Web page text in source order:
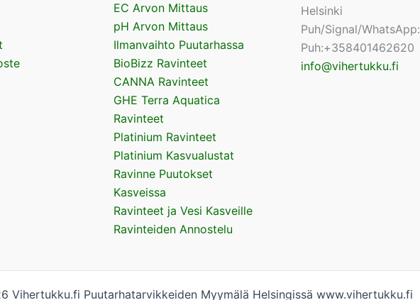
EC Arvon Mittaus
pH Arvon Mittaus
Ilmanvaihto Puutarhassa
BioBizz Ravinteet
CANNA Ravinteet
GHE Terra Aquatica
Ravinteet
Platinium Ravinteet
Platinium Kasvualustat
Ravinne Puutokset
Kasveissa
Ravinteet ja Vesi Kasveille
Ravinteiden Annostelu
Helsinki
Puh/Signal/WhatsApp:
Puh:+358401462620
info@vihertukku.fi
Vihertukku.fi Puutarhatarvikkeiden Myymälä Helsingissä www.vihertukku.fi